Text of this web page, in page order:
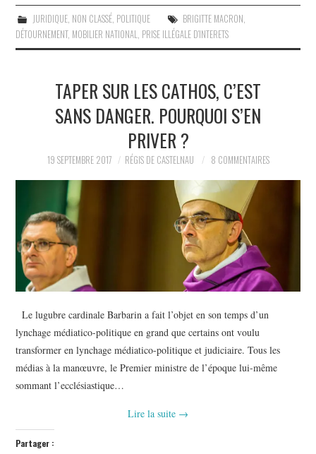
JURIDIQUE, NON CLASSÉ, POLITIQUE BRIGITTE MACRON,
DÉTOURNEMENT, MOBILIER NATIONAL, PRISE ILLÉGALE D'INTERETS
TAPER SUR LES CATHOS, C’EST
SANS DANGER. POURQUOI S’EN
PRIVER ?
19 SEPTEMBRE 2017 RÉGIS DE CASTELNAU 8 COMMENTAIRES
Le lugubre cardinale Barbarin a fait l’objet en son temps d’un
lynchage médiatico-politique en grand que certains ont voulu
transformer en lynchage médiatico-politique et judiciaire. Tous les
médias à la manœuvre, le Premier ministre de l’époque lui-même
sommant l’ecclésiastique…
Lire la suite →
Partager :